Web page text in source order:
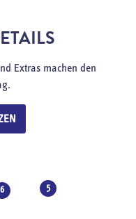
Extras machen den
5
6